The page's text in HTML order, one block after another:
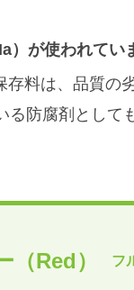
）が使われてい
存料は、品質の
る防腐剤として
Red） フ